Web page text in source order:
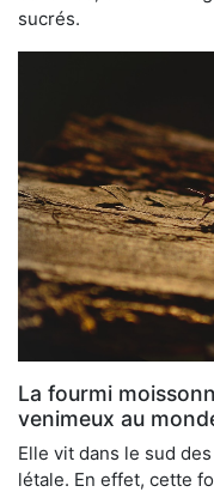
sucrés.
La fourmi
venimeux au
Elle vit dans le sud
létale. En effet, cette